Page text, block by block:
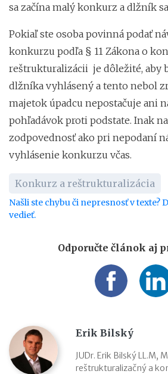
sa začína malý konkurz a dlžník
Pokiaľ ste osoba povinná podať
konkurzu podľa § 11 Zákona o
reštrukturalizácii je dôležité, aby
dlžníka vyhlásený a tento nebol
majetok úpadcu nepostačuje ani
pohľadávok proti podstate. Inak
zodpovednosť ako pri nepodaní
vyhlásenie konkurzu včas.
Konkurz a reštrukturalizácia
Našli ste chybu či nepresnosť v texte?
vedieť.
Odporučte článok aj
Erik Bilský
JUDr. Erik Bilský LL.M,
reštrukturalizačný a